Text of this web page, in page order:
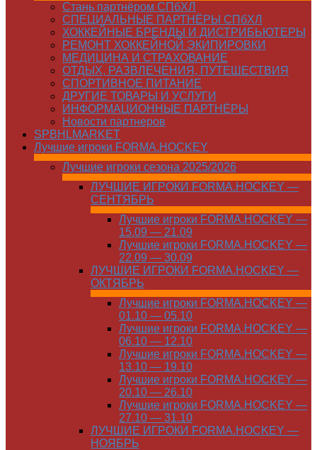
Стань партнёром СПбХЛ
СПЕЦИАЛЬНЫЕ ПАРТНЁРЫ СПбХЛ
ХОККЕЙНЫЕ БРЕНДЫ И ДИСТРИБЬЮТЕРЫ
РЕМОНТ ХОККЕЙНОЙ ЭКИПИРОВКИ
МЕДИЦИНА И СТРАХОВАНИЕ
ОТДЫХ, РАЗВЛЕЧЕНИЯ, ПУТЕШЕСТВИЯ
СПОРТИВНОЕ ПИТАНИЕ
ДРУГИЕ ТОВАРЫ И УСЛУГИ
ИНФОРМАЦИОННЫЕ ПАРТНЁРЫ
Новости партнеров
SPBHLMARKET
Лучшие игроки FORMA.HOCKEY
Лучшие игроки сезона 2025/2026
ЛУЧШИЕ ИГРОКИ FORMA.HOCKEY —
СЕНТЯБРЬ
Лучшие игроки FORMA.HOCKEY —
15.09 — 21.09
Лучшие игроки FORMA.HOCKEY —
22.09 — 30.09
ЛУЧШИЕ ИГРОКИ FORMA.HOCKEY —
ОКТЯБРЬ
Лучшие игроки FORMA.HOCKEY —
01.10 — 05.10
Лучшие игроки FORMA.HOCKEY —
06.10 — 12.10
Лучшие игроки FORMA.HOCKEY —
13.10 — 19.10
Лучшие игроки FORMA.HOCKEY —
20.10 — 26.10
Лучшие игроки FORMA.HOCKEY —
27.10 — 31.10
ЛУЧШИЕ ИГРОКИ FORMA.HOCKEY —
НОЯБРЬ